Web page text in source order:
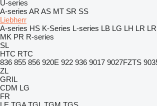
U-series
A-series AR AS MT SR SS
Liebherr
A-series HS K-Series L-series LB LG LH LR
MK PR R-series
SL
HTC RTC
836 855 856 920E 922 936 9017 9027FZTS
ZL
GRIL
CDM LG
FR